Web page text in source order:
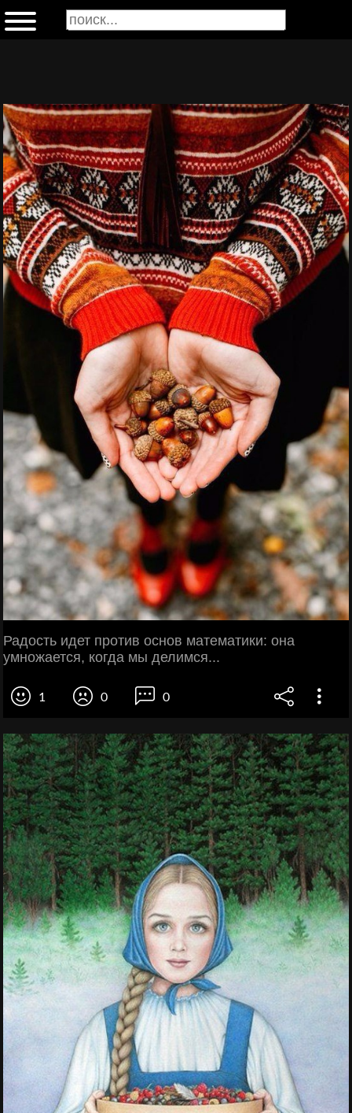
Радость идет против основ математики: она
умножается, когда мы делимся...
1 0 0